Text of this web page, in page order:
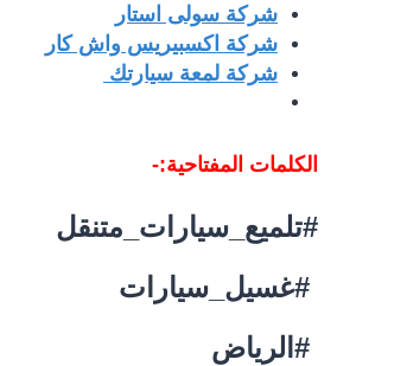
شركة سولى استار
شركة اكسبيريس واش كار
شركة لمعة سيارتك
الكلمات المفتاحية:-
#تلميع_سيارات_متنقل
#غسيل_سيارات
#الرياض